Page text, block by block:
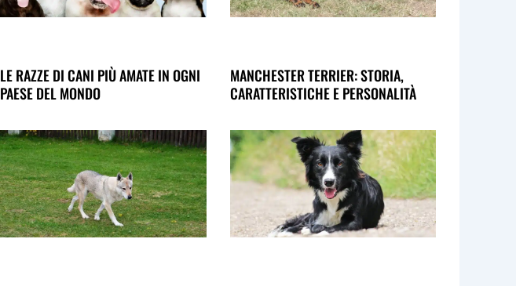
LE RAZZE DI CANI PIÙ AMATE IN OGNI
PAESE DEL MONDO
MANCHESTER TERRIER: STORIA,
CARATTERISTICHE E PERSONALITÀ